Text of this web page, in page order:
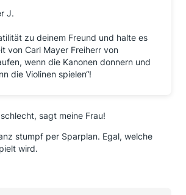
J.
zu deinem Freund und halte es
von Carl Mayer Freiherr von
wenn die Kanonen donnern und
die Violinen spielen“!
sagt meine Frau!
stumpf per Sparplan. Egal, welche
wird.